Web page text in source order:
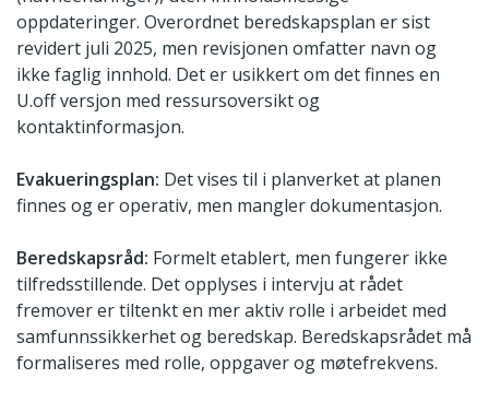
oppdateringer. Overordnet beredskapsplan er sist
revidert juli 2025, men revisjonen omfatter navn og
ikke faglig innhold. Det er usikkert om det finnes en
U.off versjon med ressursoversikt og
kontaktinformasjon.
Evakueringsplan: Det vises til i planverket at planen
finnes og er operativ, men mangler dokumentasjon.
Beredskapsråd: Formelt etablert, men fungerer ikke
tilfredsstillende. Det opplyses i intervju at rådet
fremover er tiltenkt en mer aktiv rolle i arbeidet med
samfunnssikkerhet og beredskap. Beredskapsrådet må
formaliseres med rolle, oppgaver og møtefrekvens.